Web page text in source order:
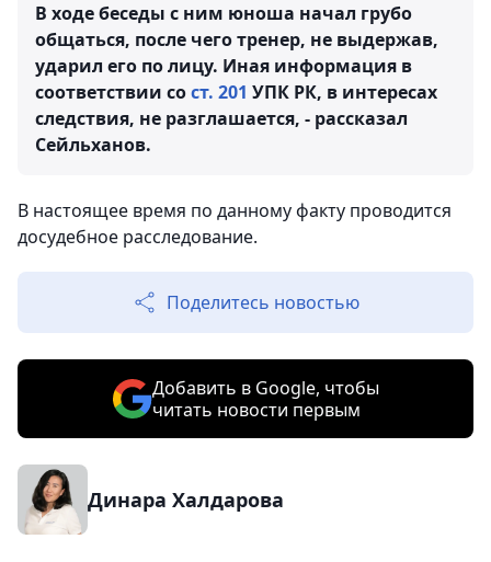
В ходе беседы с ним юноша начал грубо
общаться, после чего тренер, не выдержав,
ударил его по лицу. Иная информация в
соответствии сост. 201 УПК РК, в интересах
следствия, не разглашается, - рассказал
Сейльханов.
В настоящее время по данному факту проводится
досудебное расследование.
Поделитесь новостью
Добавить в Google, чтобы
читать новости первым
Динара Халдарова